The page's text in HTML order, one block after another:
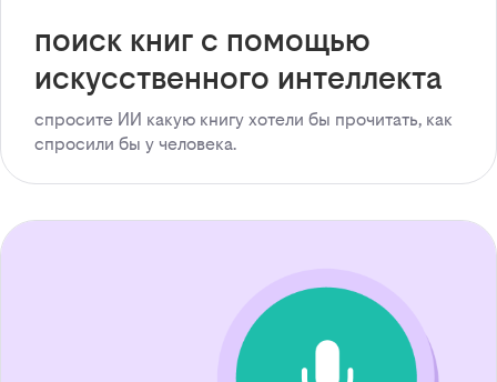
поиск книг с помощью
искусственного интеллекта
спросите ИИ какую книгу хотели бы прочитать, как
спросили бы у человека.